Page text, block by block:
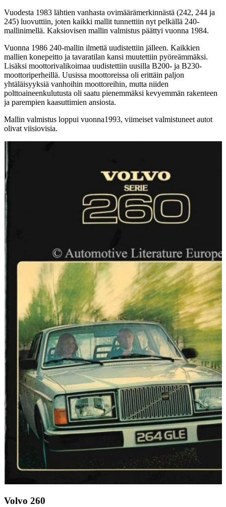
Vuodesta 1983 lähtien vanhasta ovimäärämerkinnästä (242, 244 ja
245) luovuttiin, joten kaikki mallit tunnettiin nyt pelkällä 240-
mallinimellä. Kaksiovisen mallin valmistus päättyi vuonna 1984.
Vuonna 1986 240-mallin ilmettä uudistettiin jälleen. Kaikkien
mallien konepeitto ja tavaratilan kansi muutettiin pyöreämmäksi.
Lisäksi moottorivalikoimaa uudistettiin uusilla B200- ja B230-
moottoriperheillä. Uusissa moottoreissa oli erittäin paljon
yhtäläisyyksiä vanhoihin moottoreihin, mutta niiden
polttoaineenkulutusta oli saatu pienemmäksi kevyemmän rakenteen
ja parempien kaasuttimien ansiosta.
Mallin valmistus loppui vuonna1993, viimeiset valmistuneet autot
olivat viisiovisia.
Volvo 260